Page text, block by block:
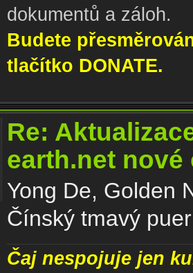
dokumentů a záloh.
Budete
tlačítko DONATE.
Re:
earth.net nové
Yong De, Golden
Čínský tmavý puer
Čaj nespojuje jen